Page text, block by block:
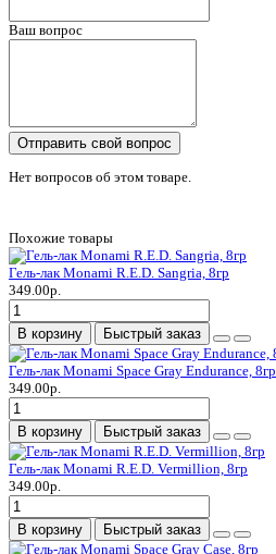
Ваш вопрос
Отправить свой вопрос
Нет вопросов об этом товаре.
Похожие товары
Гель-лак Monami R.E.D. Sangria, 8гр
349.00р.
В корзину Быстрый заказ
Гель-лак Monami Space Gray Endurance, 8гр
349.00р.
В корзину Быстрый заказ
Гель-лак Monami R.E.D. Vermillion, 8гр
349.00р.
В корзину Быстрый заказ